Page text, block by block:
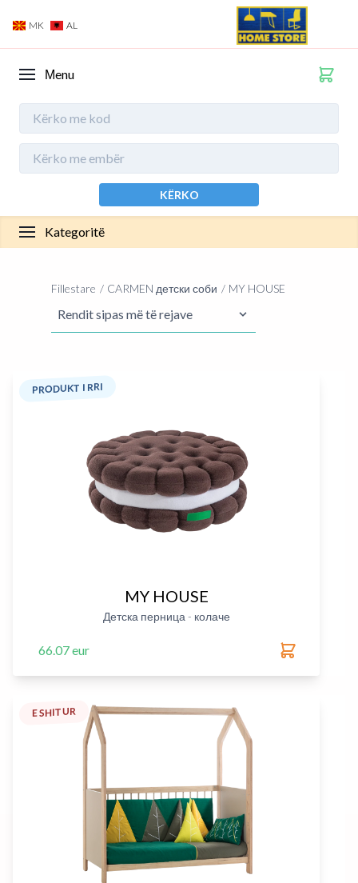
MK AL
Мenu
KËRKO
Kategoritë
Fillestare CARMEN детски соби MY HOUSE
PRODUKT I RRI
MY HOUSE
Детска перница - колаче
66.07 eur
E SHITUR